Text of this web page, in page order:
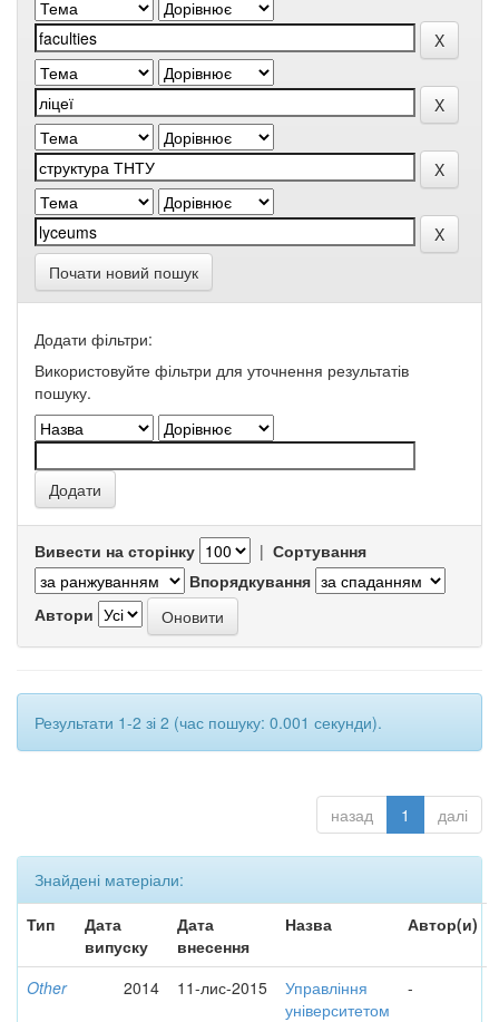
Почати новий пошук
Додати фільтри:
Використовуйте фільтри для уточнення результатів
пошуку.
Вивести на сторінку | Сортування
Впорядкування
Автори
Результати 1-2 зі 2 (час пошуку: 0.001 секунди).
назад 1 далі
Знайдені матеріали:
Тип
Дата
випуску
Дата
внесення
Назва Автор(и)
Other 2014 11-лис-2015
Управління
університетом
-